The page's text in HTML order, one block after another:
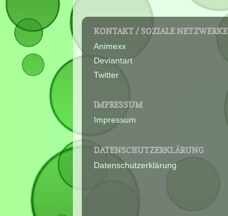
KONTAKT / SOZIALE NETZWERKE
Animexx
Deviantart
Twitter
IMPRESSUM
Impressum
DATENSCHUTZERKLÄRUNG
Datenschutzerklärung